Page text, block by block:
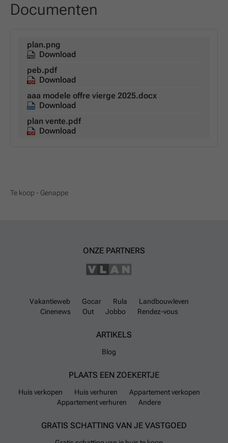
Documenten
plan.png
Download
peb.pdf
Download
aaa modele offre vierge 2025.docx
Download
plan vente.pdf
Download
Te koop - Genappe
ONZE PARTNERS
Vakantieweb Gocar Rula
Landbouwleven
Cinenews
Out Jobbo Rendez-vous
ARTIKELS
Blog
PLAATS EEN ZOEKERTJE
Huis verkopen Huis verhuren
Appartement verkopen
Appartement verhuren
Andere
GRATIS SCHATTING VAN JE VASTGOED